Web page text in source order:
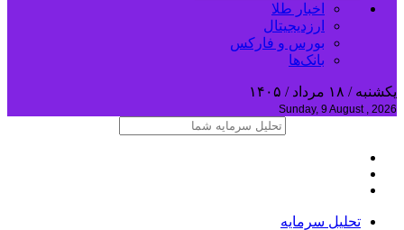
اخبار طلا
ارزدیجیتال
بورس و فارکس
بانک‌ها
یکشنبه / ۱۸ مرداد / ۱۴۰۵
Sunday, 9 August , 2026
تحلیل‌ سرمایه